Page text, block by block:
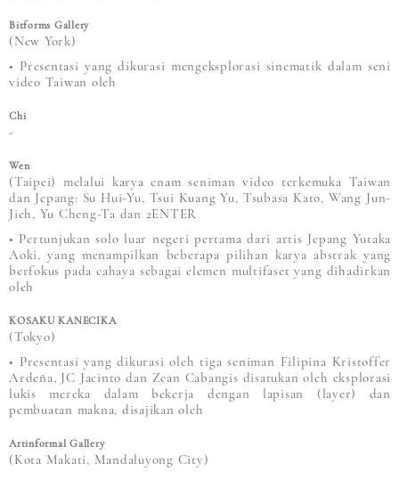
Bitforms Gallery
(New York)
• Presentasi yang dikurasi mengeksplorasi sinematik dalam seni
video Taiwan oleh
Chi
-
Wen
(Taipei) melalui karya enam seniman video terkemuka Taiwan
dan Jepang: Su Hui-Yu, Tsui Kuang Yu, Tsubasa Kato, Wang Jun-
Jieh, Yu Cheng-Ta dan 2ENTER
• Pertunjukan solo luar negeri pertama dari artis Jepang Yutaka
Aoki, yang menampilkan beberapa pilihan karya abstrak yang
berfokus pada cahaya sebagai elemen multifaset yang dihadirkan
oleh
KOSAKU KANECIKA
(Tokyo)
• Presentasi yang dikurasi oleh tiga seniman Filipina Kristoffer
Ardeña, JC Jacinto dan Zean Cabangis disatukan oleh eksplorasi
lukis mereka dalam bekerja dengan lapisan (layer) dan
pembuatan makna, disajikan oleh
Artinformal Gallery
(Kota Makati, Mandaluyong City)